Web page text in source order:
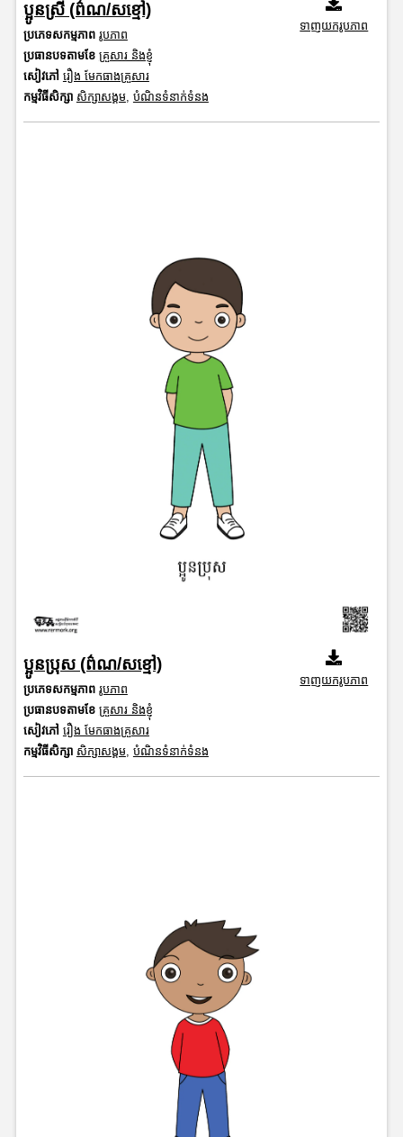
ប្អូនស្រី (ព៌ណ/សខ្មៅ)
ប្រភេទសកម្មភាព រូបភាព
ប្រធានបទតាមខែ គ្រួសារ និងខ្ញុំ
សៀវភៅ រឿង មែកធាងគ្រួសារ
កម្មវិធីសិក្សា សិក្សាសង្គម, បំណិនទំនាក់ទំនង
ទាញយករូបភាព
ប្អូនប្រុស (ព៌ណ/សខ្មៅ)
ប្រភេទសកម្មភាព រូបភាព
ប្រធានបទតាមខែ គ្រួសារ និងខ្ញុំ
សៀវភៅ រឿង មែកធាងគ្រួសារ
កម្មវិធីសិក្សា សិក្សាសង្គម, បំណិនទំនាក់ទំនង
ទាញយករូបភាព